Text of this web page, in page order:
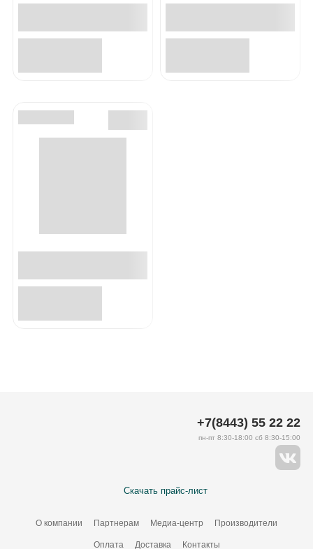
Скачать прайс-лист
О компании Партнерам Медиа-центр Производители
Оплата Доставка Контакты
+7(8443) 55 22 22
пн-пт 8:30-18:00 сб 8:30-15:00